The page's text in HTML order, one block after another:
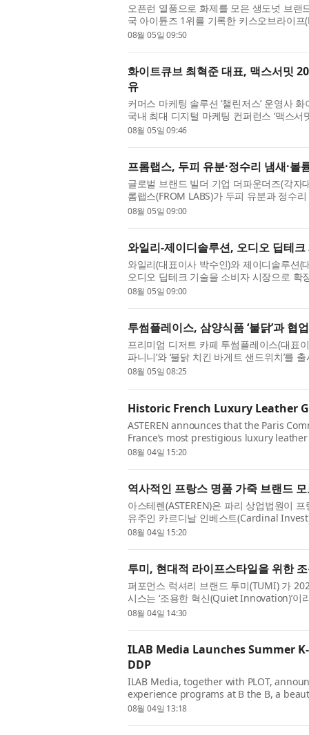
오픈런 열풍으로 화제를 모은 생도넛 브랜
국 아이튠즈 1위를 기록한 키스오브라이프
름의 무드와 만났다. 아임도넛은 ‘Don’t let
08월 05일 09:50
화이트큐브 최혁준 대표, 맥스서밋
유
커머스 마케팅 솔루션 ‘챌린저스’ 운영사
국내 최대 디지털 마케팅 컨퍼런스 ‘맥스
서 브랜드의 실제 구매를 이끌어내는 핵심
08월 05일 09:46
프롬랩스, 두피 유분·정수리 냄새·볼
글로벌 브랜드 빌더 기업 더파운더즈(각
롬랩스(FROM LABS)가 두피 유분과 정수
세범 미스트 드라이 샴푸’를 출시했다. 이
08월 05일 09:00
와일리-제이디솔루션, 오디오 딥테
와일리(대표이사 박수인)와 제이디솔루션
오디오 딥테크 기술을 소비자 시장으로 확
결했다고 5일 밝혔다. 이번 공동사업은 청
08월 05일 09:00
투썸플레이스, 삼양식품 ‘불닭’과
프리미엄 디저트 카페 투썸플레이스(대표
파니니’와 ‘불닭 치킨 바게트 샌드위치’를
게 사랑받는 글로벌 브랜드로 인기를 끌면
08월 05일 08:25
Historic French Luxury Leather
ASTEREN announces that the Paris
France’s most prestigious luxury
manufacturer Groupe Lécuyer. The
08월 04일 15:20
역사적인 프랑스 명품 가죽 브랜드
아스테렌(ASTEREN)은 파리 상업법원이
유주인 카르디날 인베스트(Cardinal
다. 모로 파리는 프랑스를 대표하는 최고
08월 04일 15:20
투미, 현대적 라이프스타일을 위한
퍼포먼스 럭셔리 브랜드 투미(TUMI) 가
시스는 ‘조용한 혁신(Quiet Innovation)’
부드럽고 가벼운 나일론 소재를 적용한 컬
08월 04일 14:30
ILAB Media Launches Summer
DDP
ILAB Media, together with PLOT,
experience programs at B the B, a
Design Plaza (DDP) and operated by
08월 04일 13:18